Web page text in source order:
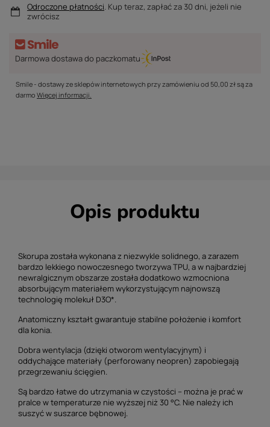
Odroczone płatności. Kup teraz, zapłać za 30 dni, jeżeli nie
zwrócisz
Darmowa dostawa do paczkomatu
Smile - dostawy ze sklepów internetowych przy zamówieniu od 50,00 złsą za
darmo Więcej informacji.
Opis produktu
Skorupa została wykonana z niezwykle solidnego, a zarazem
bardzo lekkiego nowoczesnego tworzywa TPU, a w najbardziej
newralgicznym obszarze została dodatkowo wzmocniona
absorbującym materiałem wykorzystującym najnowszą
technologię molekuł D3O*.
Anatomiczny kształt gwarantuje stabilne położenie i komfort
dla konia.
Dobra wentylacja (dzięki otworom wentylacyjnym) i
oddychające materiały (perforowany neopren) zapobiegają
przegrzewaniu ścięgien.
Są bardzo łatwe do utrzymania w czystości – można je prać w
pralce w temperaturze nie wyższej niż 30 °C. Nie należy ich
suszyć w suszarce bębnowej.